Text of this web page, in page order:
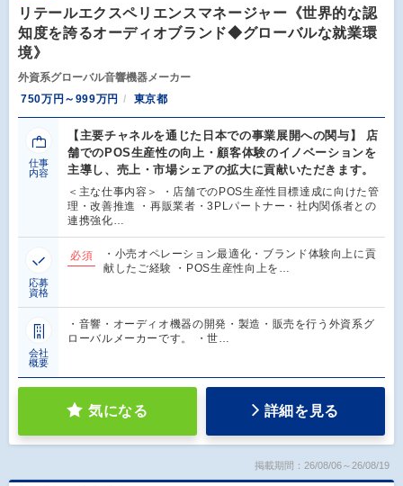
リテールエクスペリエンスマネージャー《世界的な認
知度を誇るオーディオブランド◆グローバルな就業環
境》
外資系グローバル音響機器メーカー
750万円～999万円
東京都
仕事
内容
【主要チャネルを通じた日本での事業展開への関与】 店
舗でのPOS生産性の向上・顧客体験のイノベーションを
主導し、売上・市場シェアの拡大に貢献いただきます。
＜主な仕事内容＞ ・店舗でのPOS生産性目標達成に向けた管
理・改善推進 ・再販業者・3PLパートナー・社内関係者との
連携強化…
応募
資格
必須
・小売オペレーション最適化・ブランド体験向上に貢
献したご経験 ・POS生産性向上を…
会社
概要
・音響・オーディオ機器の開発・製造・販売を行う外資系グ
ローバルメーカーです。 ・世…
気になる 詳細を見る
掲載期間：26/08/06～26/08/19